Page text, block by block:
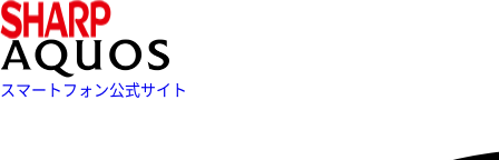
スマートフォン公式サイト